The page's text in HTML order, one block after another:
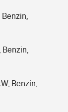
Benzin,
Benzin,